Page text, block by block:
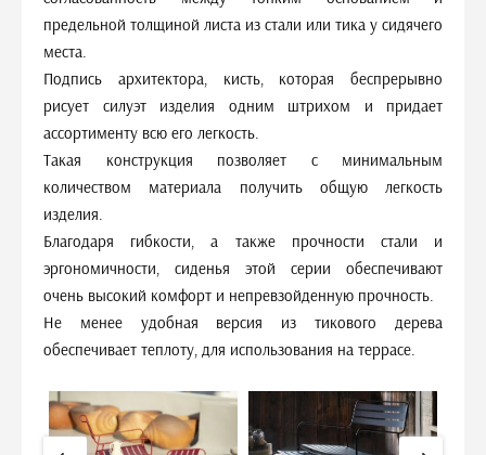
предельной толщиной листа из стали или тика у сидячего
места.
Подпись архитектора, кисть, которая беспрерывно
рисует силуэт изделия одним штрихом и придает
ассортименту всю его легкость.
Такая конструкция позволяет с минимальным
количеством материала получить общую легкость
изделия.
Благодаря гибкости, а также прочности стали и
эргономичности, сиденья этой серии обеспечивают
очень высокий комфорт и непревзойденную прочность.
Не менее удобная версия из тикового дерева
обеспечивает теплоту, для использования на террасе.